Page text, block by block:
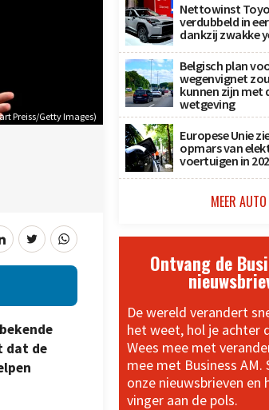
Preiss/Getty Images)
dat de
Nettowinst
verdubbeld in
dankzij zwakke
Belgisch plan
wegenvignet
kunnen zijn met
wetgeving
Europese Unie
opmars van
voertuigen in
MEER AUTO
Ontvang de
De wereld verandert
het weet, hol je achter
Wees mee met
mee met Business AM.
onze nieuwsbrieven en
vinger aan de pols.